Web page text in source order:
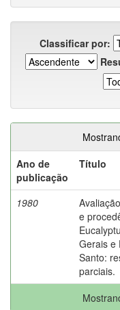
Classificar por:
Ano de
publicação
Título
1980
e
Gerais e
Santo:
parciais.